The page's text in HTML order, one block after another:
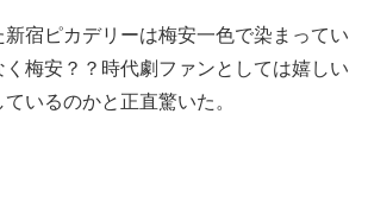
宿ピカデリーは梅安一色で染まってい
梅安？？時代劇ファンとしては嬉しい
いるのかと正直驚いた。